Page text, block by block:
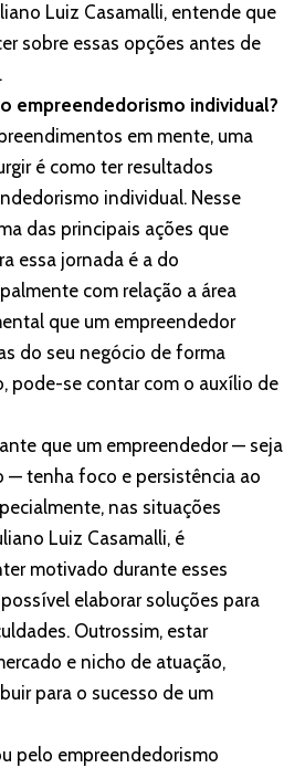
Luiz Casamalli, entende que
sobre essas opções antes de
empreendedorismo individual?
em mente, uma
é como ter resultados
individual. Nesse
das principais ações que
essa jornada é a do
com relação a área
que um empreendedor
do seu negócio de forma
pode-se contar com o auxílio de
que um empreendedor — seja
— tenha foco e persistência ao
nas situações
Luiz Casamalli, é
motivado durante esses
elaborar soluções para
Outrossim, estar
e nicho de atuação,
para o sucesso de um
pelo empreendedorismo